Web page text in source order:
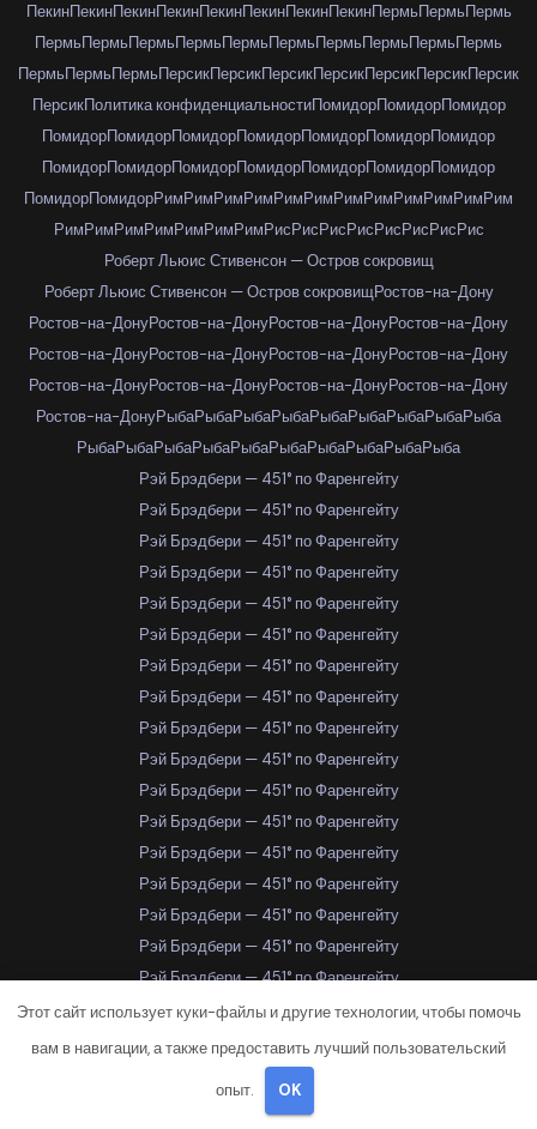
ПекинПекинПекинПекинПекинПекинПекинПекинПермьПермьПермь
ПермьПермьПермьПермьПермьПермьПермьПермьПермьПермь
ПермьПермьПермьПерсикПерсикПерсикПерсикПерсикПерсикПерсик
ПерсикПолитика конфиденциальностиПомидорПомидорПомидор
ПомидорПомидорПомидорПомидорПомидорПомидорПомидор
ПомидорПомидорПомидорПомидорПомидорПомидорПомидор
ПомидорПомидорРимРимРимРимРимРимРимРимРимРимРимРим
РимРимРимРимРимРимРимРисРисРисРисРисРисРисРис
Роберт Льюис Стивенсон — Остров сокровищ
Роберт Льюис Стивенсон — Остров сокровищРостов-на-Дону
Ростов-на-ДонуРостов-на-ДонуРостов-на-ДонуРостов-на-Дону
Ростов-на-ДонуРостов-на-ДонуРостов-на-ДонуРостов-на-Дону
Ростов-на-ДонуРостов-на-ДонуРостов-на-ДонуРостов-на-Дону
Ростов-на-ДонуРыбаРыбаРыбаРыбаРыбаРыбаРыбаРыбаРыба
РыбаРыбаРыбаРыбаРыбаРыбаРыбаРыбаРыбаРыба
Рэй Брэдбери — 451° по Фаренгейту
Рэй Брэдбери — 451° по Фаренгейту
Рэй Брэдбери — 451° по Фаренгейту
Рэй Брэдбери — 451° по Фаренгейту
Рэй Брэдбери — 451° по Фаренгейту
Рэй Брэдбери — 451° по Фаренгейту
Рэй Брэдбери — 451° по Фаренгейту
Рэй Брэдбери — 451° по Фаренгейту
Рэй Брэдбери — 451° по Фаренгейту
Рэй Брэдбери — 451° по Фаренгейту
Рэй Брэдбери — 451° по Фаренгейту
Рэй Брэдбери — 451° по Фаренгейту
Рэй Брэдбери — 451° по Фаренгейту
Рэй Брэдбери — 451° по Фаренгейту
Рэй Брэдбери — 451° по Фаренгейту
Рэй Брэдбери — 451° по Фаренгейту
Рэй Брэдбери — 451° по Фаренгейту
Рэй Брэдбери — 451° по Фаренгейту
Рэй Брэдбери — 451° по Фаренгейту
Рэй Брэдбери — 451° по Фаренгейту
Рэй Брэдбери — 451° по Фаренгейту
Этот сайт использует куки-файлы и другие технологии, чтобы помочь
вам в навигации, а также предоставить лучший пользовательский
опыт. OK